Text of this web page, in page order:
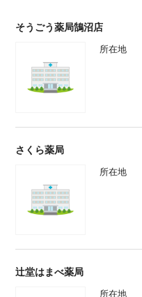
そうごう薬局鵠沼店
所在地
さくら薬局
所在地
辻堂はまべ薬局
所在地